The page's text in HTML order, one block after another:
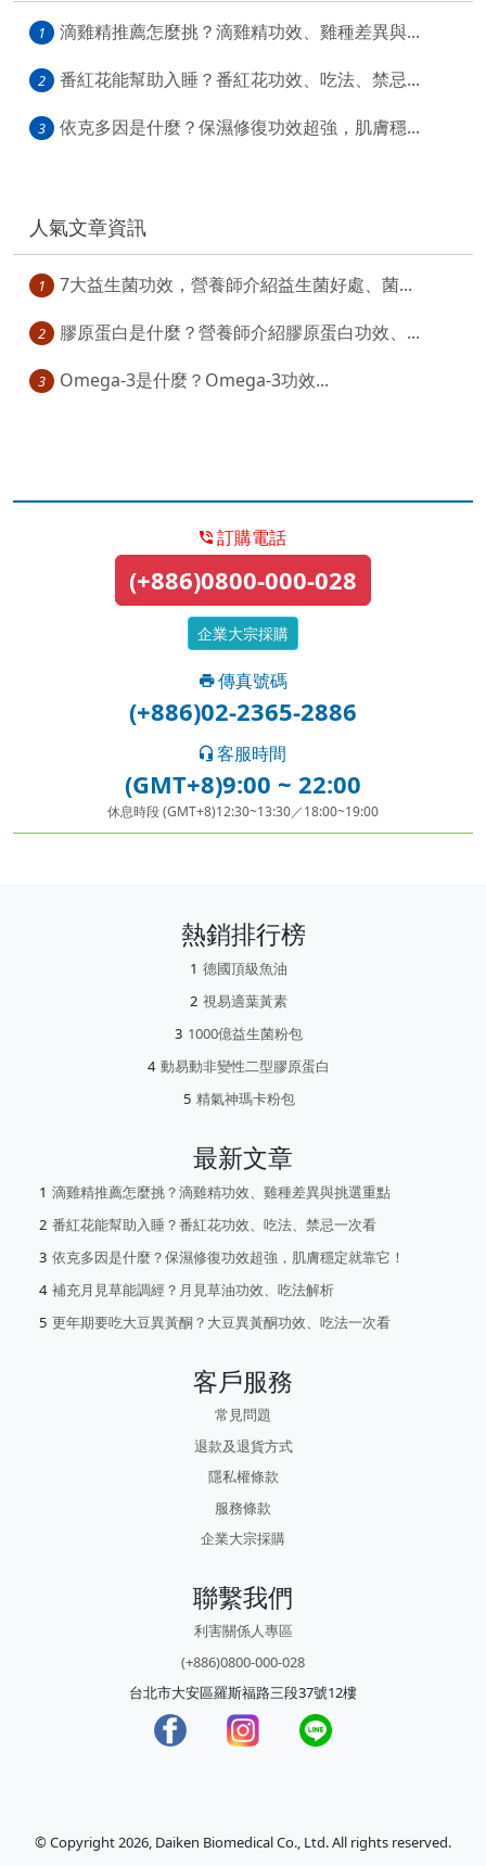
1 滴雞精推薦怎麼挑？滴雞精功效、雞種差異與...
2 番紅花能幫助入睡？番紅花功效、吃法、禁忌...
3 依克多因是什麼？保濕修復功效超強，肌膚穩...
人氣文章資訊
1 7大益生菌功效，營養師介紹益生菌好處、菌...
2 膠原蛋白是什麼？營養師介紹膠原蛋白功效、...
3 Omega-3是什麼？Omega-3功效...
訂購電話
(+886)0800-000-028
企業大宗採購
傳真號碼
(+886)02-2365-2886
客服時間
(GMT+8)9:00 ~ 22:00
休息時段 (GMT+8)12:30~13:30／18:00~19:00
熱銷排行榜
德國頂級魚油
視易適葉黃素
1000億益生菌粉包
動易動非變性二型膠原蛋白
精氣神瑪卡粉包
最新文章
滴雞精推薦怎麼挑？滴雞精功效、雞種差異與挑選重點
番紅花能幫助入睡？番紅花功效、吃法、禁忌一次看
依克多因是什麼？保濕修復功效超強，肌膚穩定就靠它！
補充月見草能調經？月見草油功效、吃法解析
更年期要吃大豆異黃酮？大豆異黃酮功效、吃法一次看
客戶服務
常見問題
退款及退貨方式
隱私權條款
服務條款
企業大宗採購
聯繫我們
利害關係人專區
(+886)0800-000-028
台北市大安區羅斯福路三段37號12樓
© Copyright 2026, Daiken Biomedical Co., Ltd. All rights reserved.